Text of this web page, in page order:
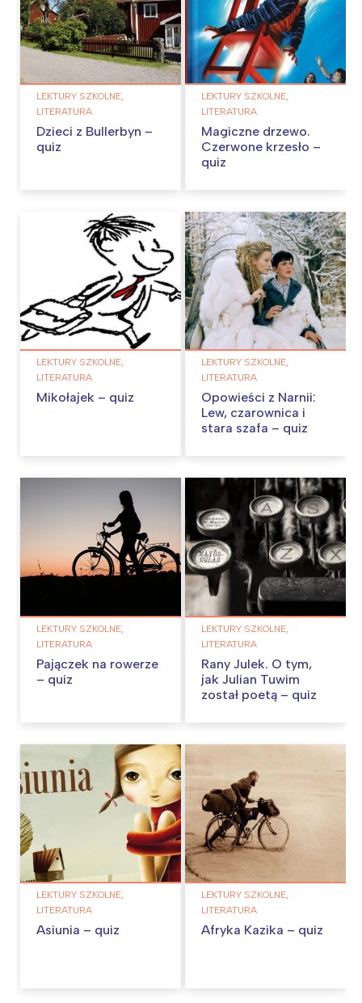
LEKTURY SZKOLNE,
LITERATURA
Dzieci z Bullerbyn –
quiz
LEKTURY SZKOLNE,
LITERATURA
Magiczne drzewo.
Czerwone krzesło –
quiz
LEKTURY SZKOLNE,
LITERATURA
Mikołajek – quiz
LEKTURY SZKOLNE,
LITERATURA
Opowieści z Narnii:
Lew, czarownica i
stara szafa – quiz
LEKTURY SZKOLNE,
LITERATURA
Pajączek na rowerze
– quiz
LEKTURY SZKOLNE,
LITERATURA
Rany Julek. O tym,
jak Julian Tuwim
został poetą – quiz
LEKTURY SZKOLNE,
LITERATURA
Asiunia – quiz
LEKTURY SZKOLNE,
LITERATURA
Afryka Kazika – quiz